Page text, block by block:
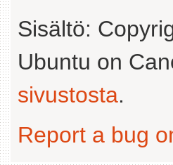
Sisältö:
Ubuntu on
sivustosta.
Report a bug